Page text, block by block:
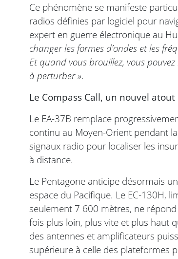
Ce phénomène se manifeste
radios définies par logiciel pour
expert en guerre électronique au
changer les formes d’ondes et les
Et quand vous brouillez, vous
à perturber ».
Le Compass Call, un nouvel atout
Le EA-37B remplace
continu au Moyen-Orient pendant
signaux radio pour localiser les
à distance.
Le Pentagone anticipe désormais
espace du Pacifique. Le EC-130H,
seulement 7 600 mètres, ne
fois plus loin, plus vite et plus haut
des antennes et amplificateurs
supérieure à celle des plateformes